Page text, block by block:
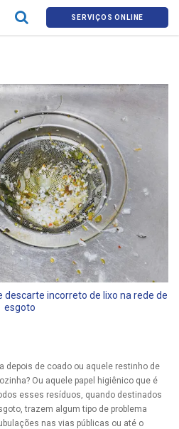
SERVIÇOS ONLINE
incorreto de lixo na rede de
esgoto
depois de coado ou aquele restinho de
Ou aquele papel higiênico que é
esses resíduos, quando destinados
trazem algum tipo de problema
nas vias públicas ou até o